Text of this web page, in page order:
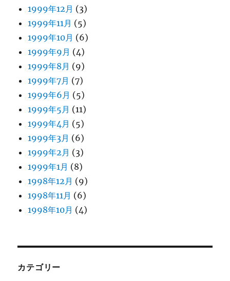
1999年12月 (3)
1999年11月 (5)
1999年10月 (6)
1999年9月 (4)
1999年8月 (9)
1999年7月 (7)
1999年6月 (5)
1999年5月 (11)
1999年4月 (5)
1999年3月 (6)
1999年2月 (3)
1999年1月 (8)
1998年12月 (9)
1998年11月 (6)
1998年10月 (4)
カテゴリー